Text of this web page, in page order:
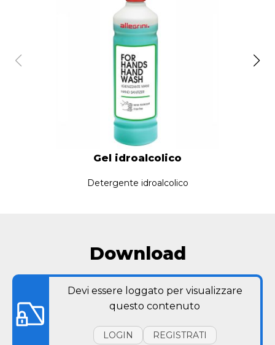
Gel idroalcolico
Detergente idroalcolico
Download
Devi essere loggato per visualizzare
questo contenuto
LOGIN REGISTRATI